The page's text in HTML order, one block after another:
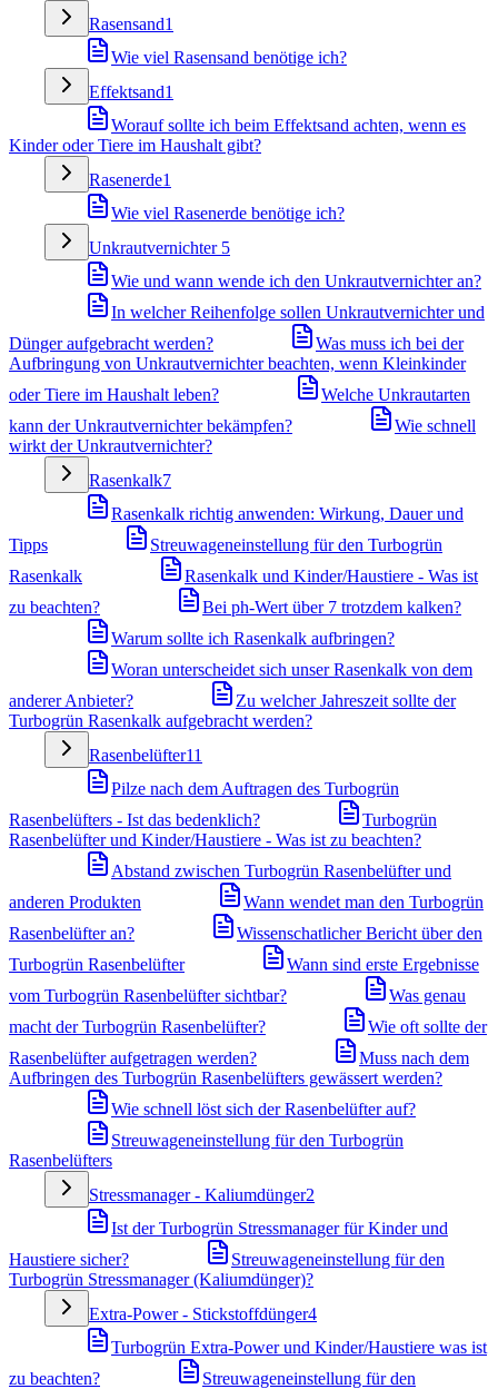
Rasensand1
Wie viel Rasensand benötige ich?
Effektsand1
Worauf sollte ich beim Effektsand achten, wenn es
Kinder oder Tiere im Haushalt gibt?
Rasenerde1
Wie viel Rasenerde benötige ich?
Unkrautvernichter 5
Wie und wann wende ich den Unkrautvernichter an?
In welcher Reihenfolge sollen Unkrautvernichter und
Dünger aufgebracht werden?
Was muss ich bei der
Aufbringung von Unkrautvernichter beachten, wenn Kleinkinder
oder Tiere im Haushalt leben?
Welche Unkrautarten
kann der Unkrautvernichter bekämpfen?
Wie schnell
wirkt der Unkrautvernichter?
Rasenkalk7
Rasenkalk richtig anwenden: Wirkung, Dauer und
Tipps
Streuwageneinstellung für den Turbogrün
Rasenkalk
Rasenkalk und Kinder/Haustiere - Was ist
zu beachten?
Bei ph-Wert über 7 trotzdem kalken?
Warum sollte ich Rasenkalk aufbringen?
Woran unterscheidet sich unser Rasenkalk von dem
anderer Anbieter?
Zu welcher Jahreszeit sollte der
Turbogrün Rasenkalk aufgebracht werden?
Rasenbelüfter11
Pilze nach dem Auftragen des Turbogrün
Rasenbelüfters - Ist das bedenklich?
Turbogrün
Rasenbelüfter und Kinder/Haustiere - Was ist zu beachten?
Abstand zwischen Turbogrün Rasenbelüfter und
anderen Produkten
Wann wendet man den Turbogrün
Rasenbelüfter an?
Wissenschatlicher Bericht über den
Turbogrün Rasenbelüfter
Wann sind erste Ergebnisse
vom Turbogrün Rasenbelüfter sichtbar?
Was genau
macht der Turbogrün Rasenbelüfter?
Wie oft sollte der
Rasenbelüfter aufgetragen werden?
Muss nach dem
Aufbringen des Turbogrün Rasenbelüfters gewässert werden?
Wie schnell löst sich der Rasenbelüfter auf?
Streuwageneinstellung für den Turbogrün
Rasenbelüfters
Stressmanager - Kaliumdünger2
Ist der Turbogrün Stressmanager für Kinder und
Haustiere sicher?
Streuwageneinstellung für den
Turbogrün Stressmanager (Kaliumdünger)?
Extra-Power - Stickstoffdünger4
Turbogrün Extra-Power und Kinder/Haustiere was ist
zu beachten?
Streuwageneinstellung für den